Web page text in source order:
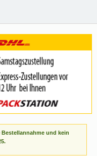
und kein